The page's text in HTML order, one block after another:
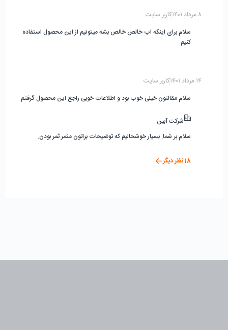
۸ مرداد ۱۴۰۱
کاربر سایت
سلام برای اینکه اب خالص خالص بشه میتونیم از این محصول استفاده
کنیم
۱۴ مرداد ۱۴۰۱
کاربر سایت
سلام مقالتون خیلی خوب بود و اطلاعات خوبی راجع این محصول گرفتم
شرکت آبین
سلام بر شما. بسیار خوشحالیم که توضیحات براتون مثمر ثمر بودن.
18نظر دیگر